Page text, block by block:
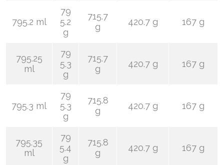
795.2 ml
79
5.2
g
715.7
g
420.7 g 167 g
795.25
ml
79
5.3
g
715.7
g
420.7 g 167 g
795.3 ml
79
5.3
g
715.8
g
420.7 g 167 g
795.35
ml
79
5.4
g
715.8
g
420.7 g 167 g